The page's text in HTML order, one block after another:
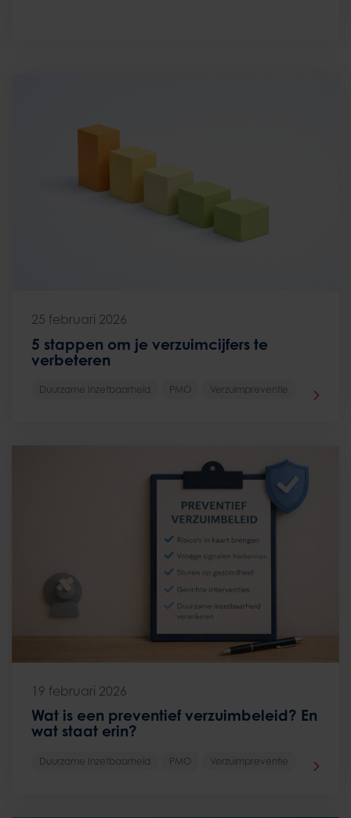
25 februari 2026
5 stappen om je verzuimcijfers te
verbeteren
Duurzame Inzetbaarheid PMO Verzuimpreventie
19 februari 2026
Wat is een preventief verzuimbeleid? En
wat staat erin?
Duurzame Inzetbaarheid PMO Verzuimpreventie